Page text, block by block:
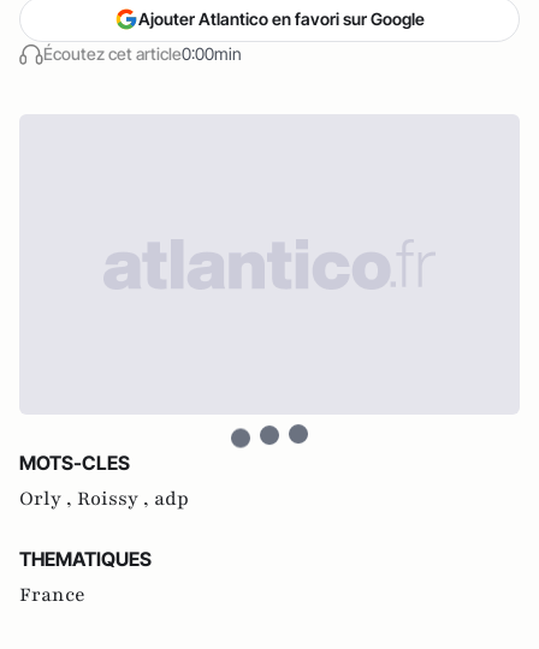
Écoutez cet article0:00min
Ajouter Atlantico en favori sur Google
MOTS-CLES
Orly , Roissy , adp
THEMATIQUES
France